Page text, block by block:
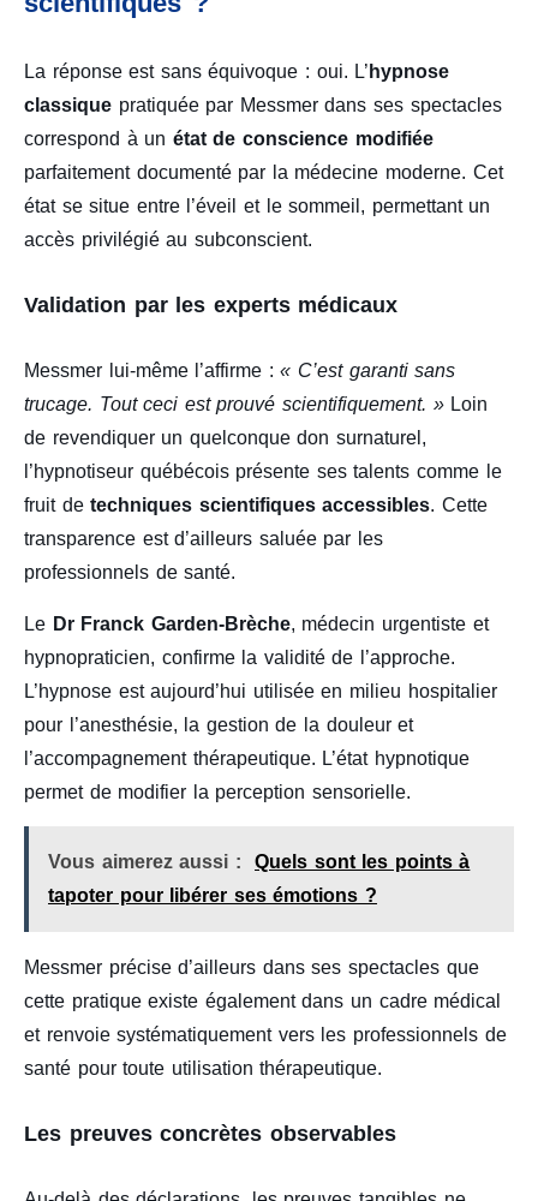
La réponse est sans équivoque : oui. L’ hypnose
classique pratiquée par Messmer dans ses spectacles
correspond à un état de conscience modifiée
parfaitement documenté par la médecine moderne. Cet
état se situe entre l’éveil et le sommeil, permettant un
accès privilégié au subconscient.
Validation par les experts médicaux
Messmer lui-même l’affirme :« C’est garanti sans
trucage. Tout ceci est prouvé scientifiquement. »Loin
de revendiquer un quelconque don surnaturel,
l’hypnotiseur québécois présente ses talents comme le
fruit detechniques scientifiques accessibles. Cette
transparence est d’ailleurs saluée par les
professionnels de santé.
Le Dr Franck Garden-Brèche, médecin urgentiste et
hypnopraticien, confirme la validité de l’approche.
L’hypnose est aujourd’hui utilisée en milieu hospitalier
pour l’anesthésie, la gestion de la douleur et
l’accompagnement thérapeutique. L’état hypnotique
permet de modifier la perception sensorielle.
Vous aimerez aussi :
Quels sont les points à
tapoter pour libérer ses émotions ?
Messmer précise d’ailleurs dans ses spectacles que
cette pratique existe également dans un cadre médical
et renvoie systématiquement vers les professionnels de
santé pour toute utilisation thérapeutique.
Les preuves concrètes observables